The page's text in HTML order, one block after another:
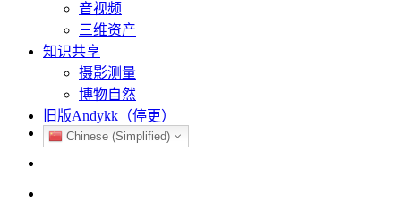
音视频
三维资产
知识共享
摄影测量
博物自然
旧版Andykk（停更）
Chinese (Simplified)